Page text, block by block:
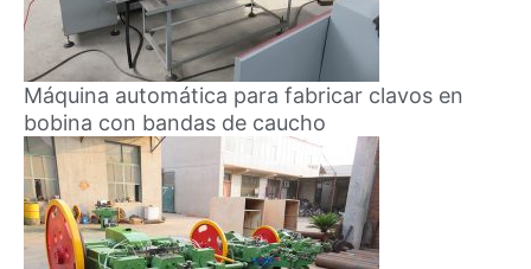
Máquina automática para fabricar clavos en
bobina con bandas de caucho